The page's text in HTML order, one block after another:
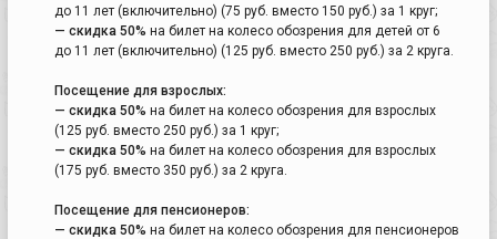
до 11 лет (включительно) (75 руб. вместо 150 руб.) за 1 круг;
— скидка 50% на билет на колесо обозрения для детей от 6
до 11 лет (включительно) (125 руб. вместо 250 руб.) за 2 круга.
Посещение для взрослых:
— скидка 50% на билет на колесо обозрения для взрослых
(125 руб. вместо 250 руб.) за 1 круг;
— скидка 50% на билет на колесо обозрения для взрослых
(175 руб. вместо 350 руб.) за 2 круга.
Посещение для пенсионеров:
— скидка 50% на билет на колесо обозрения для пенсионеров